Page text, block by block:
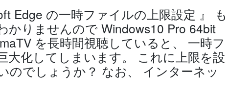
Edge の一時ファイルの上限設定 』 も
かりませんので Windows10 Pro 64bit
を長時間視聴していると、 一時フ
大化してしまいます。 これに上限を設
のでしょうか？ なお、 インターネッ